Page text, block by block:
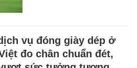
vụ đóng giày dép ở
đo chân chuẩn đét,